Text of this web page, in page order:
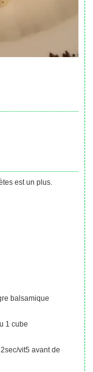
est un plus.
balsamique
1 cube
vit5 avant de